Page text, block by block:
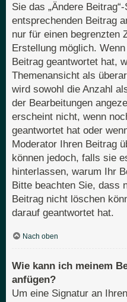
Sie das „Ändere
entsprechenden Beitrag
nur für einen begrenzten
Erstellung möglich.
Beitrag geantwortet hat,
Themenansicht als
wird sowohl die Anzahl
der Bearbeitungen
erscheint nicht, wenn
geantwortet hat oder
Moderator Ihren Beitrag
können jedoch, falls sie
hinterlassen, warum Ihr
Bitte beachten Sie, dass
Beitrag nicht löschen
darauf geantwortet hat.
Nach oben
Wie kann ich meinem
anfügen?
Um eine Signatur an